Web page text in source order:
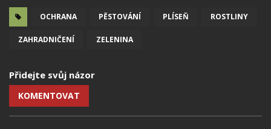
OCHRANA PĚSTOVÁNÍ PLÍSEŇ ROSTLINY
ZAHRADNIČENÍ ZELENINA
Přidejte svůj názor
KOMENTOVAT